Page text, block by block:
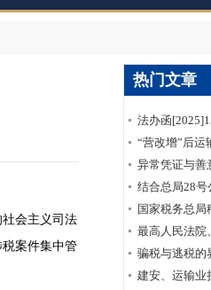
会主义司法
案件集中管
热门文章
法办函
于明确虚开增
为性质建议的
“营改增”后运
异常凭证与善
较分析
结合总局28
及的企业所得
国家税务总局
理”
最高人民法院
家安全部、司
宽制度的指导
骗税与逃税的
建安、运输业